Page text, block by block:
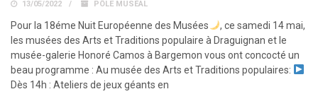
13/05/2022 PÔLE MUSÉAL
Pour la 18éme Nuit Européenne des Musées
, ce samedi 14 mai,
les musées des Arts et Traditions populaire à Draguignan et le
musée-galerie Honoré Camos à Bargemon vous ont concocté un
beau programme : Au musée des Arts et Traditions populaires:
Dès 14h : Ateliers de jeux géants en